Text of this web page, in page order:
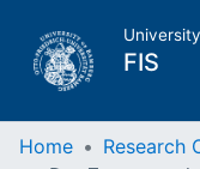
FIS
Home
Home Research